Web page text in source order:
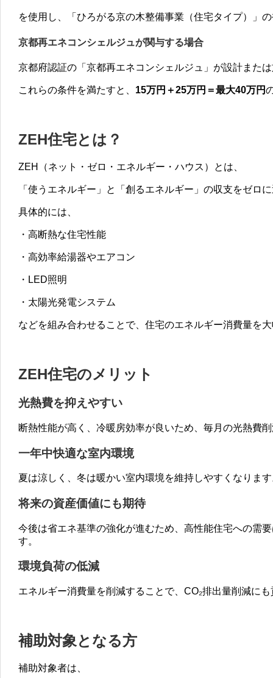
を使用し、「ひろがる京の木整備事業（住宅タイプ）」
京都再エネコンシェルジュが関与する場合
京都府認証の「京都再エネコンシェルジュ」が設計また
これらの条件を満たすと、 15万円＋25万円＝最大40万円
ZEH住宅とは？
ZEH（ネット・ゼロ・エネルギー・ハウス）とは、
「使うエネルギー」と「創るエネルギー」の収支をゼロ
具体的には、
・高断熱な住宅性能
・高効率給湯器やエアコン
・LED照明
・太陽光発電システム
などを組み合わせることで、住宅のエネルギー消費量を
ZEH住宅のメリット
光熱費を抑えやすい
断熱性能が高く、冷暖房効率が良いため、毎月の光熱費
一年中快適な室内環境
夏は涼しく、冬は暖かい室内環境を維持しやすくなりま
将来の資産価値にも期待
今後は省エネ基準の強化が進むため、高性能住宅への需
す。
環境負荷の低減
エネルギー消費量を削減することで、CO₂排出量削減に
補助対象となる方
補助対象者は、